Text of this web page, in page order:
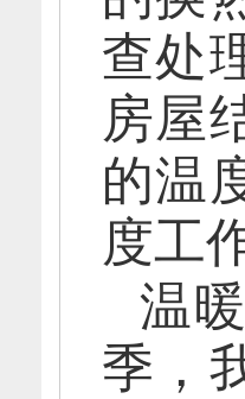
查处
房屋
的温
度工
温
季，